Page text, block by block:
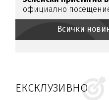
официално
Всички
ЕКСКЛУЗИВНО